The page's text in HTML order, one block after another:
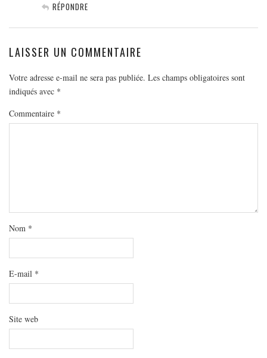
RÉPONDRE
LAISSER UN COMMENTAIRE
Votre adresse e-mail ne sera pas publiée. Les champs obligatoires sont
indiqués avec *
Commentaire *
Nom *
E-mail *
Site web